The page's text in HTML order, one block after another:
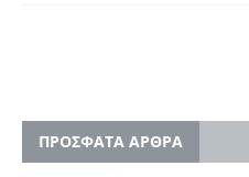
ΠΡΟΣΦΑΤΑ ΑΡΘΡΑ